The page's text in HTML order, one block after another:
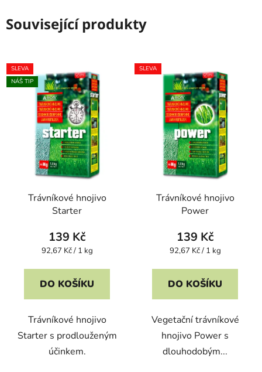
Související produkty
SLEVA
NÁŠ TIP
Trávníkové hnojivo
Starter
139 Kč
Měrná
92,67 Kč / 1 kg
DO KOŠÍKU
Trávníkové hnojivo
Starter s prodlouženým
účinkem.
SLEVA
Trávníkové hnojivo
Power
139 Kč
Měrná
92,67 Kč / 1 kg
DO KOŠÍKU
Vegetační trávníkové
hnojivo Power s
dlouhodobým...